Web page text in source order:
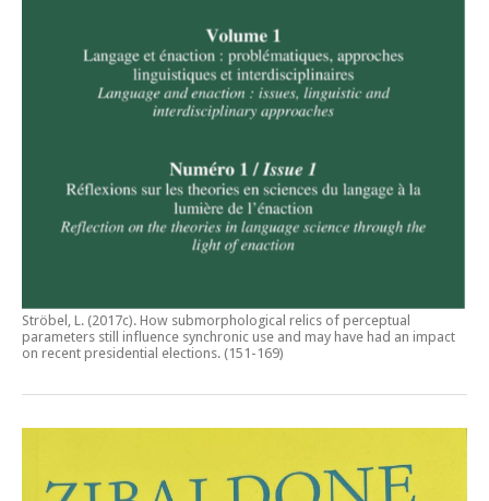
Ströbel, L. (2017c). How submorphological relics of perceptual
parameters still influence synchronic use and may have had an impact
on recent presidential elections. (151-169)